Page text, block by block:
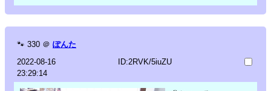
🐾 330 ＠ ぽんた
2022-08-16
23:29:14
ID:2RVK/5iuZU